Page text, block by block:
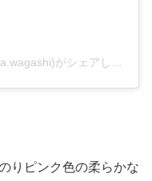
りピンク色の柔らかな